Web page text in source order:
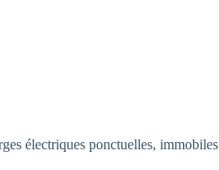
électriques ponctuelles, immobiles